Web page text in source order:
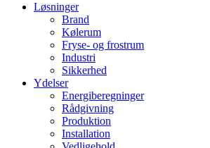
Løsninger
Brand
Kølerum
Fryse- og frostrum
Industri
Sikkerhed
Ydelser
Energiberegninger
Rådgivning
Produktion
Installation